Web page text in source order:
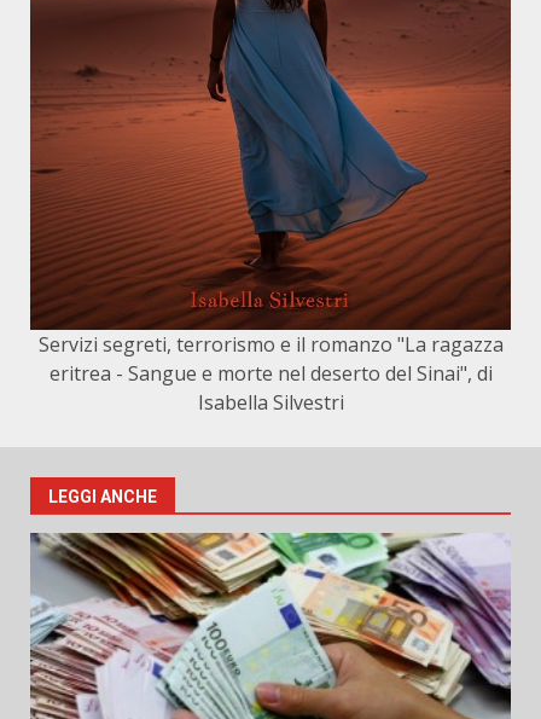
Servizi segreti, terrorismo e il romanzo "La ragazza
eritrea - Sangue e morte nel deserto del Sinai", di
Isabella Silvestri
LEGGI ANCHE